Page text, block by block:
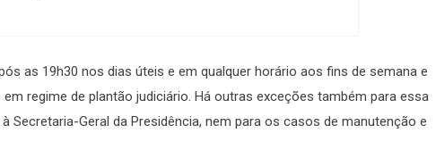
as 19h30 nos dias úteis e em qualquer horário aos fins de semana e
regime de plantão judiciário. Há outras exceções também para essa
Secretaria-Geral da Presidência, nem para os casos de manutenção e